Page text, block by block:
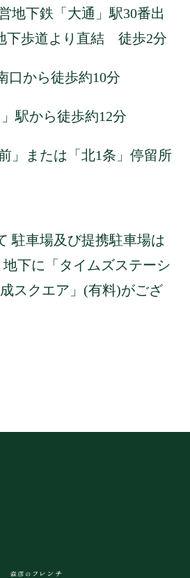
地下鉄「大通」駅30番出
下歩道より直結 徒歩2分
口から徒歩約10分
駅から徒歩約12分
」または「北1条」停留所
駐車場及び提携駐車場は
下に「タイムズステーシ
スクエア」(有料)がござ